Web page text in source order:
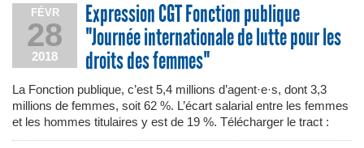
FÉVR
28
2018
Expression CGT Fonction publique
"Journée internationale de lutte pour les
droits des femmes"
La Fonction publique, c’est 5,4 millions d’agent·e·s, dont 3,3
millions de femmes, soit 62 %. L’écart salarial entre les femmes
et les hommes titulaires y est de 19 %. Télécharger le tract :